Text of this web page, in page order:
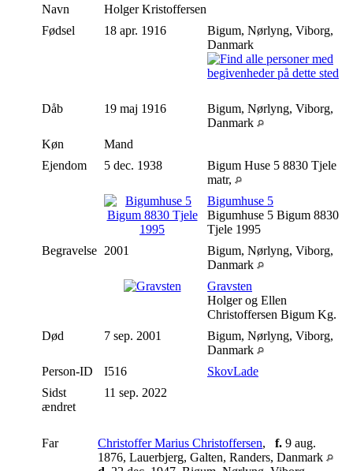
Navn Holger Kristoffersen
Fødsel
18 apr. 1916
Bigum, Nørlyng, Viborg,
Danmark
Dåb 19 maj 1916
Bigum, Nørlyng, Viborg,
Danmark
Køn
Mand
Ejendom
5 dec. 1938
Bigum Huse 5 8830 Tjele
matr,
Bigumhuse 5
Bigumhuse 5 Bigum 8830
Tjele 1995
Begravelse 2001
Bigum, Nørlyng, Viborg,
Danmark
Gravsten
Holger og Ellen
Christoffersen Bigum Kg.
Død
7 sep. 2001
Bigum, Nørlyng, Viborg,
Danmark
Person-ID
I516
SkovLade
Sidst
ændret
11 sep. 2022
Far Christoffer Marius Christoffersen, f. 9 aug.
1876, Lauerbjerg, Galten, Randers, Danmark